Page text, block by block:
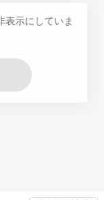
表示にしていま